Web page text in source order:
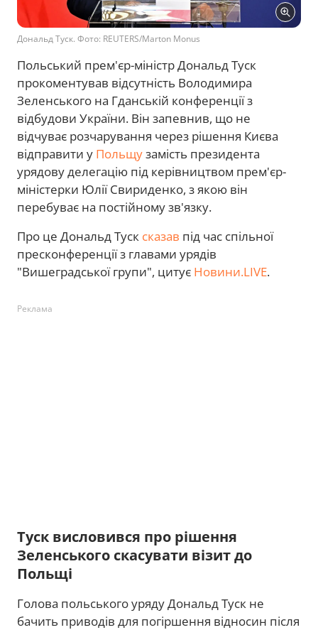
Дональд Туск. Фото: REUTERS/Marton Monus
Польський прем'єр-міністр Дональд Туск
прокоментував відсутність Володимира
Зеленського на Гданській конференції з
відбудови України. Він запевнив, що не
відчуває розчарування через рішення Києва
відправити у Польщузамість президента
урядову делегацію під керівництвом прем'єр-
міністерки Юлії Свириденко, з якою він
перебуває на постійному зв'язку.
Про це Дональд Туск сказав під час спільної
пресконференції з главами урядів
"Вишеградської групи", цитує Новини.LIVE.
Реклама
Туск висловився про рішення
Зеленського скасувати візит до
Польщі
Голова польського уряду Дональд Туск не
бачить приводів для погіршення відносин після